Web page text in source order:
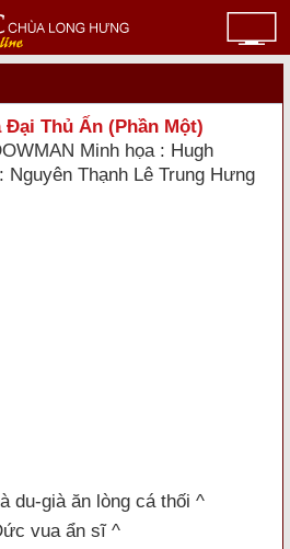
Thủ Ấn (Phần Một)
Minh họa : Hugh
Nguyên Thạnh Lê Trung Hưng
du-già ăn lòng cá thối ^
vua ẩn sĩ ^